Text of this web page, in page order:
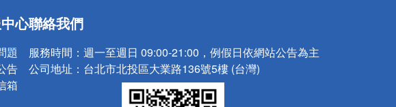
心！
心
題
告
箱
聯絡我們
服務時間： 週一至週日 09:00-21:00，例假日依網站公告為主
公司地址： 台北市北投區大業路136號5樓 (台灣)